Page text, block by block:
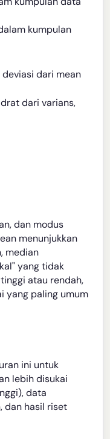
kumpulan
dari mean
dari varians,
dan modus
menunjukkan
median
yang tidak
atau rendah,
yang paling umum
ini untuk
lebih disukai
data
dan hasil riset